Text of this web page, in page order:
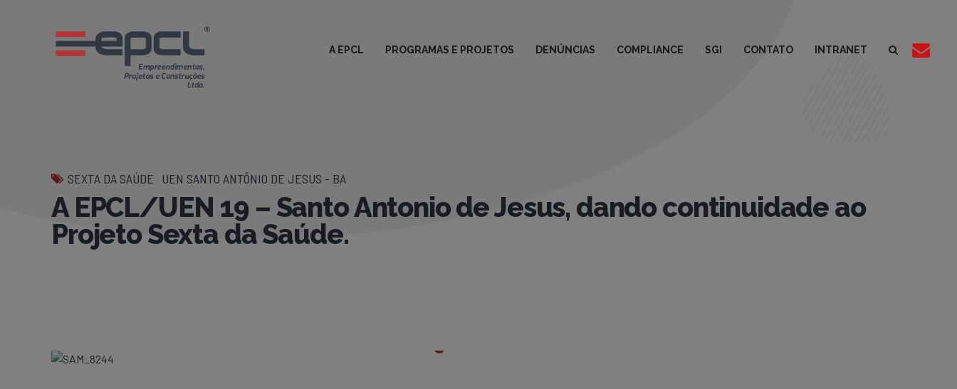
A EPCL PROGRAMAS E PROJETOS DENÚNCIAS COMPLIANCE SGI CONTATO INTRANET
SEXTA DA SAÚDE UEN SANTO ANTÔNIO DE JESUS - BA
A EPCL/UEN 19 – Santo Antonio de Jesus, dando continuidade ao
Projeto Sexta da Saúde.